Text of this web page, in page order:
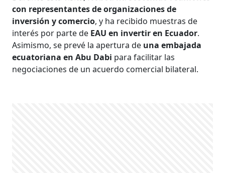
con representantes de organizaciones de
inversión y comercio, y ha recibido muestras de
interés por parte de EAU en invertir en Ecuador.
Asimismo, se prevé la apertura de una embajada
ecuatoriana en Abu Dabi para facilitar las
negociaciones de un acuerdo comercial bilateral.